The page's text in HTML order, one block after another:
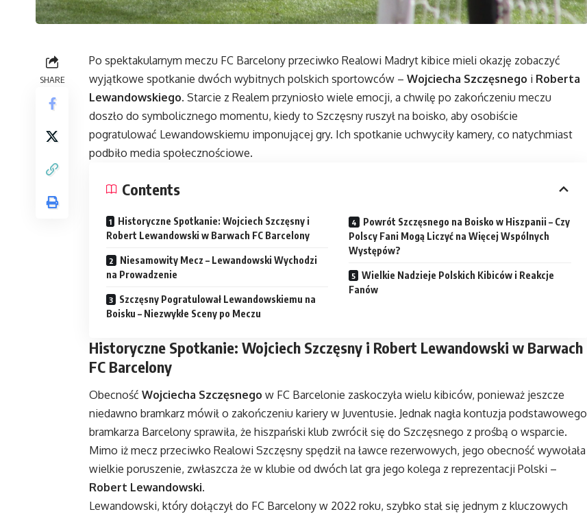
SHARE
Po spektakularnym meczu FC Barcelony przeciwko Realowi Madryt kibice mieli okazję zobaczyć
wyjątkowe spotkanie dwóch wybitnych polskich sportowców – Wojciecha Szczęsnego i Roberta
Lewandowskiego. Starcie z Realem przyniosło wiele emocji, a chwilę po zakończeniu meczu
doszło do symbolicznego momentu, kiedy to Szczęsny ruszył na boisko, aby osobiście
pogratulować Lewandowskiemu imponującej gry. Ich spotkanie uchwyciły kamery, co natychmiast
podbiło media społecznościowe.
Contents
Historyczne Spotkanie: Wojciech Szczęsny i
Robert Lewandowski w Barwach FC Barcelony
Niesamowity Mecz – Lewandowski Wychodzi
na Prowadzenie
Szczęsny Pogratulował Lewandowskiemu na
Boisku – Niezwykłe Sceny po Meczu
Powrót Szczęsnego na Boisko w Hiszpanii – Czy
Polscy Fani Mogą Liczyć na Więcej Wspólnych
Występów?
Wielkie Nadzieje Polskich Kibiców i Reakcje
Fanów
Historyczne Spotkanie: Wojciech Szczęsny i Robert Lewandowski w Barwach
FC Barcelony
Obecność Wojciecha Szczęsnego w FC Barcelonie zaskoczyła wielu kibiców, ponieważ jeszcze
niedawno bramkarz mówił o zakończeniu kariery w Juventusie. Jednak nagła kontuzja podstawowego
bramkarza Barcelony sprawiła, że hiszpański klub zwrócił się do Szczęsnego z prośbą o wsparcie.
Mimo iż mecz przeciwko Realowi Szczęsny spędził na ławce rezerwowych, jego obecność wywołała
wielkie poruszenie, zwłaszcza że w klubie od dwóch lat gra jego kolega z reprezentacji Polski –
Robert Lewandowski.
Lewandowski, który dołączył do FC Barcelony w 2022 roku, szybko stał się jednym z kluczowych